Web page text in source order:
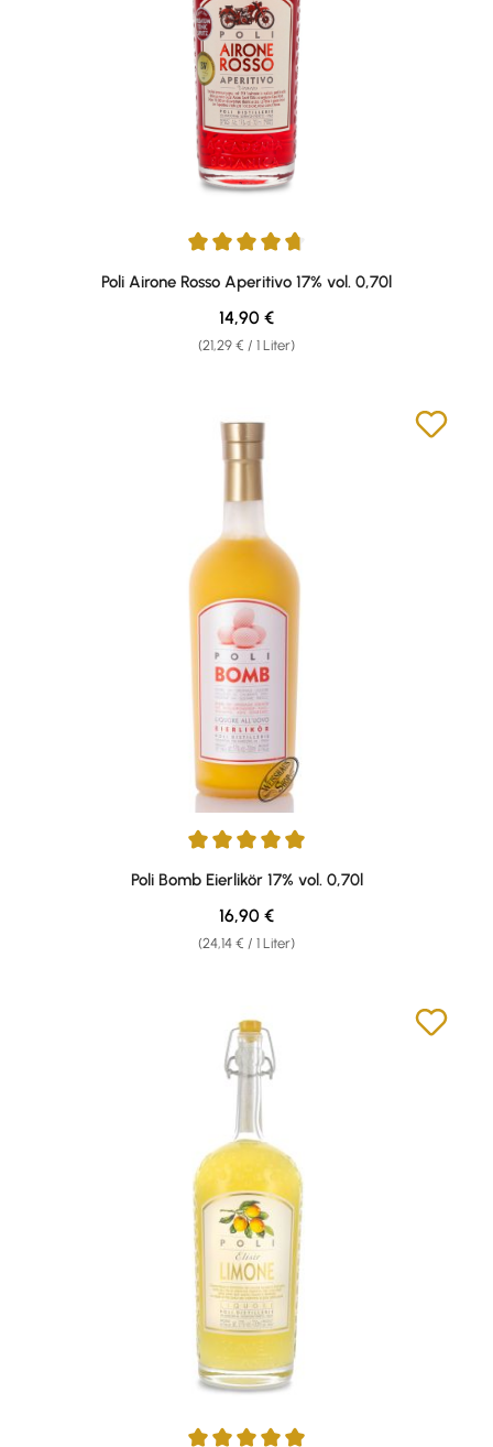
Durchschnittliche Bewertung von 4.86 von 5 Sternen
Poli Airone Rosso Aperitivo 17% vol. 0,70l
(21,29 € / 1 Liter)
Regulärer Preis:
14,90 €
Durchschnittliche Bewertung von 4.88 von 5 Sternen
Poli Bomb Eierlikör 17% vol. 0,70l
(24,14 € / 1 Liter)
Regulärer Preis:
16,90 €